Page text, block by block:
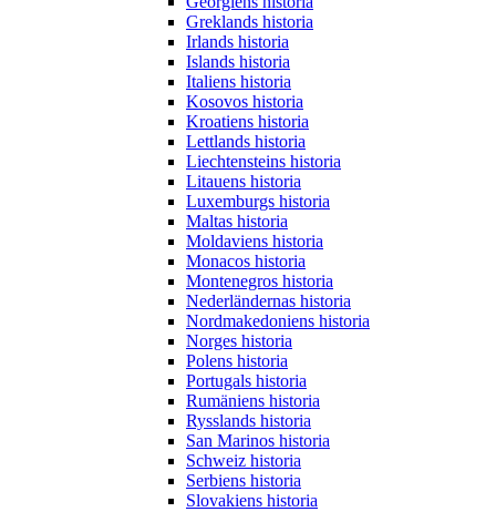
Greklands historia
Irlands historia
Islands historia
Italiens historia
Kosovos historia
Kroatiens historia
Lettlands historia
Liechtensteins historia
Litauens historia
Luxemburgs historia
Maltas historia
Moldaviens historia
Monacos historia
Montenegros historia
Nederländernas historia
Nordmakedoniens historia
Norges historia
Polens historia
Portugals historia
Rumäniens historia
Rysslands historia
San Marinos historia
Schweiz historia
Serbiens historia
Slovakiens historia